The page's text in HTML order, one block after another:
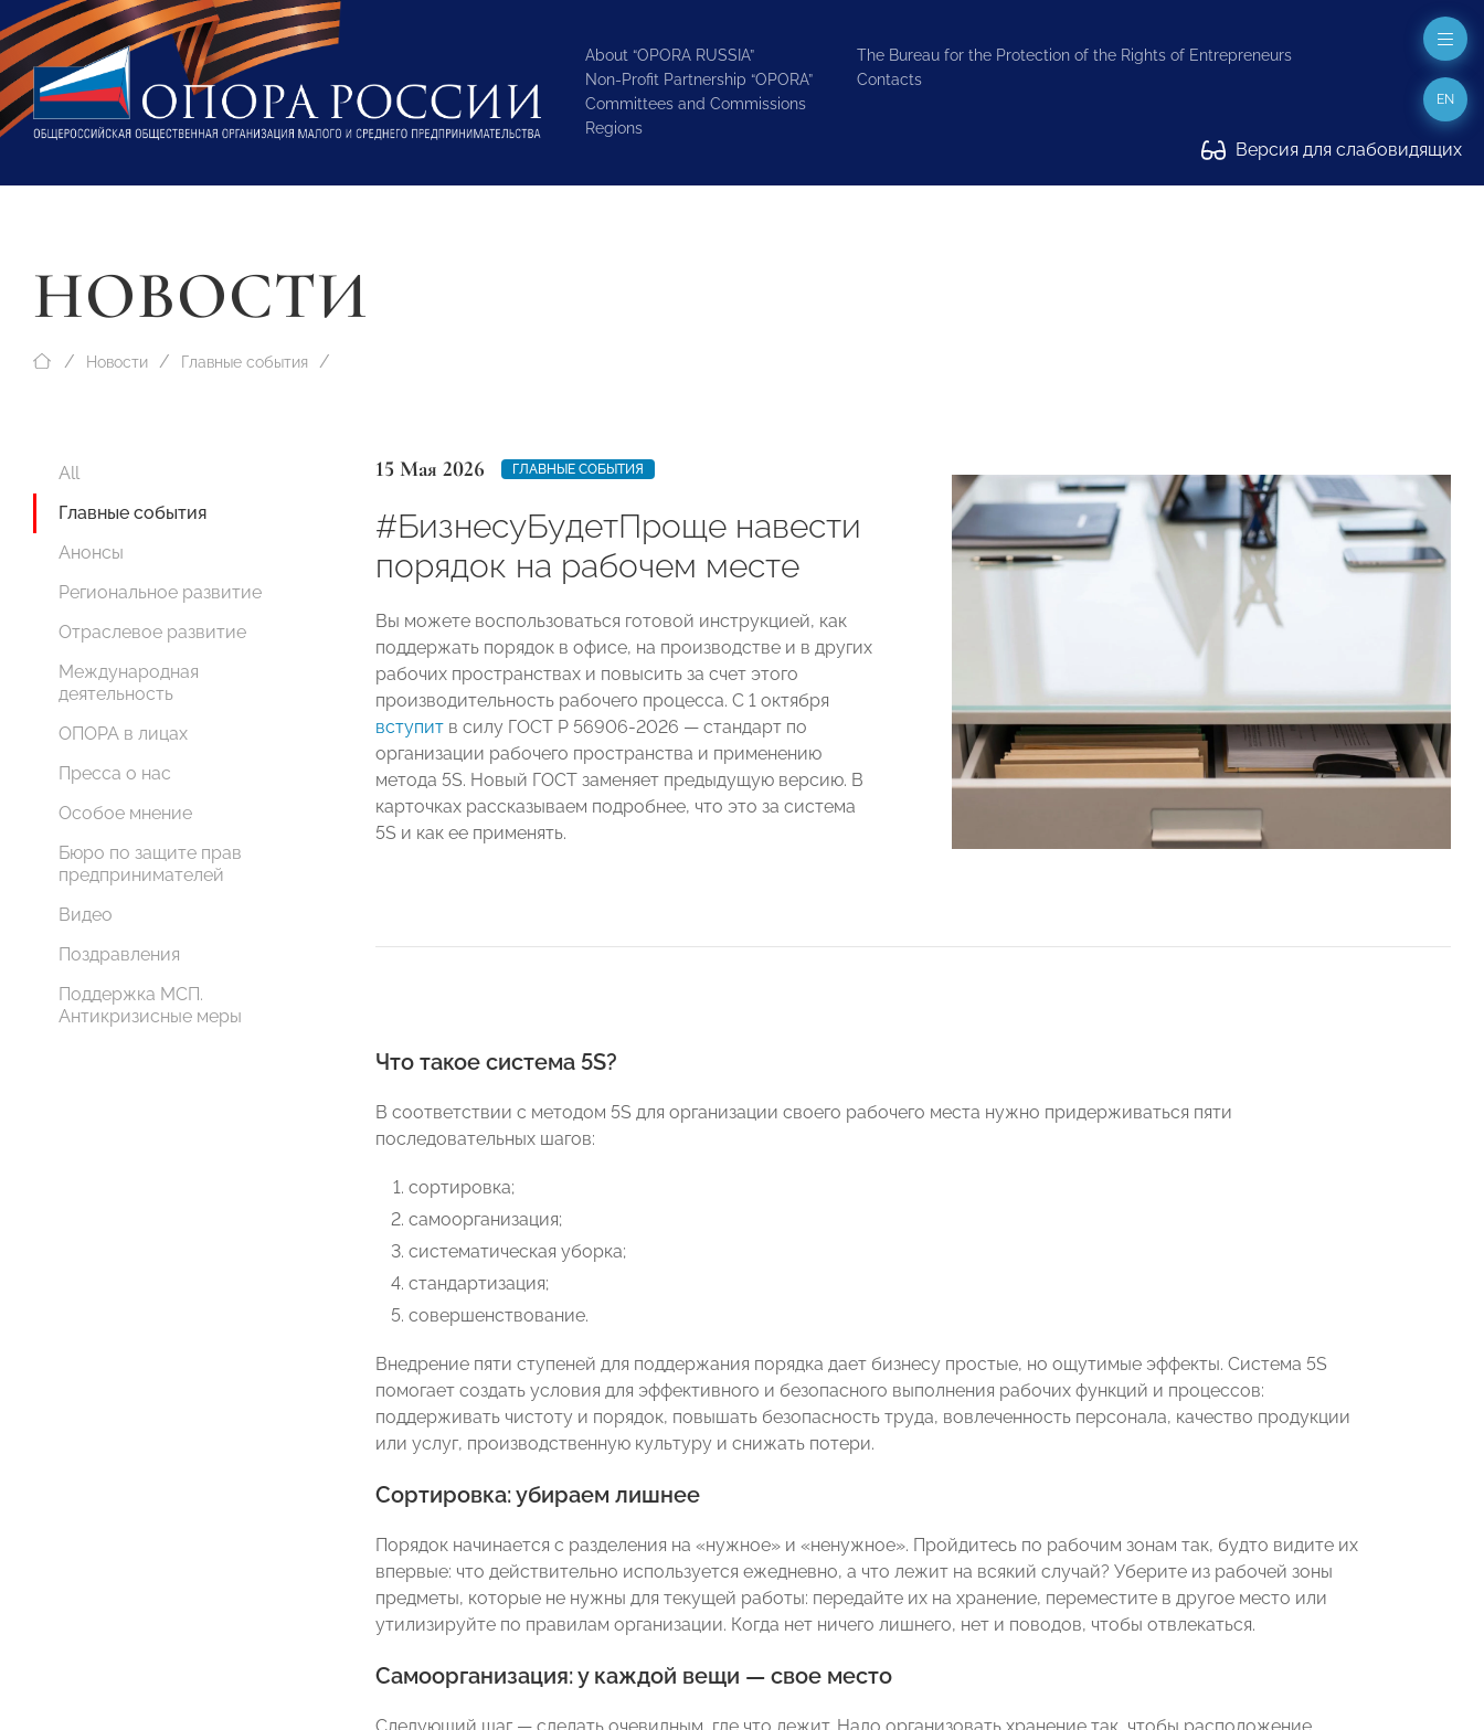
About “OPORA RUSSIA”
Non-Profit Partnership “OPORA”
Committees and Commissions
Regions
The Bureau for the Protection of the Rights of Entrepreneurs
Contacts
Версия для слабовидящих
EN
НОВОСТИ
Новости Главные события
All
Главные события
Анонсы
Региональное развитие
Отраслевое развитие
Международная
деятельность
ОПОРА в лицах
Пресса о нас
Особое мнение
Бюро по защите прав
предпринимателей
Видео
Поздравления
Поддержка МСП.
Антикризисные меры
15 Мая 2026 ГЛАВНЫЕ СОБЫТИЯ
#БизнесуБудетПроще навести
порядок на рабочем месте
Вы можете воспользоваться готовой инструкцией, как
поддержать порядок в офисе, на производстве и в других
рабочих пространствах и повысить за счет этого
производительность рабочего процесса. С 1 октября
вступит в силу ГОСТ Р 56906‑2026 — стандарт по
организации рабочего пространства и применению
метода 5S. Новый ГОСТ заменяет предыдущую версию. В
карточках рассказываем подробнее, что это за система
5S и как ее применять.
Что такое система 5S?
В соответствии с методом 5S для организации своего рабочего места нужно придерживаться пяти
последовательных шагов:
сортировка;
самоорганизация;
систематическая уборка;
стандартизация;
совершенствование.
Внедрение пяти ступеней для поддержания порядка дает бизнесу простые, но ощутимые эффекты. Система 5S
помогает создать условия для эффективного и безопасного выполнения рабочих функций и процессов:
поддерживать чистоту и порядок, повышать безопасность труда, вовлеченность персонала, качество продукции
или услуг, производственную культуру и снижать потери.
Сортировка: убираем лишнее
Порядок начинается с разделения на «нужное» и «ненужное». Пройдитесь по рабочим зонам так, будто видите их
впервые: что действительно используется ежедневно, а что лежит на всякий случай? Уберите из рабочей зоны
предметы, которые не нужны для текущей работы: передайте их на хранение, переместите в другое место или
утилизируйте по правилам организации. Когда нет ничего лишнего, нет и поводов, чтобы отвлекаться.
Самоорганизация: у каждой вещи — свое место